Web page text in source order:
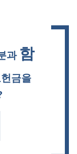
과 함
금을